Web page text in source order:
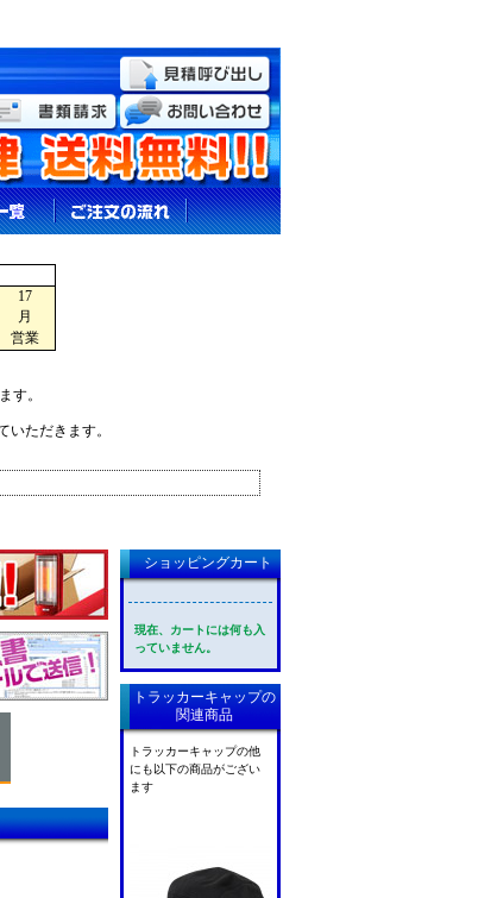
17
月
営業
す。
ただきます。
ショッピングカート
現在、カートには何も入
っていません。
トラッカーキャップの
関連商品
トラッカーキャップの他
にも以下の商品がござい
ます